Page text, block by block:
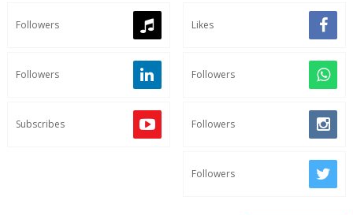
Likes
Followers
Followers
Followers
Followers
Subscribes
Followers